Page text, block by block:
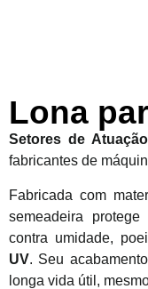
Lona
Setores de
fabricantes de
Fabricada com
semeadeira
contra umidade,
UV. Seu
longa vida útil,